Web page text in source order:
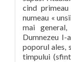
cind
numeau «
mai
Dumnezeu I-
poporul ales,
timpului